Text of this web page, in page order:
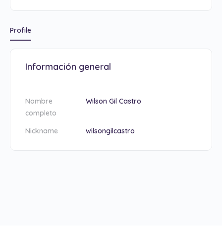
Profile
Información general
Nombre
completo
Wilson Gil Castro
Nickname wilsongilcastro